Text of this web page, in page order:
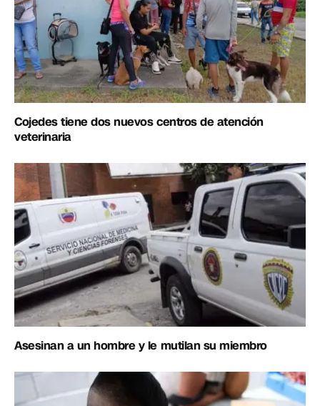
Cojedes tiene dos nuevos centros de atención
veterinaria
Asesinan a un hombre y le mutilan su miembro